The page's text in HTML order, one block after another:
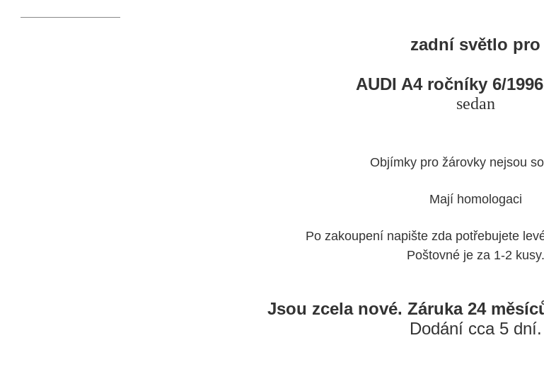
zadní světlo pro
AUDI A4ročníky 6/1996
sedan
Objímky pro žárovky nejsou
Mají homologaci
Po zakoupení napište zda potřebujete
Poštovné je za 1-2 kusy.
Jsou zcela nové. Záruka 24
Dodání cca 5 dní.